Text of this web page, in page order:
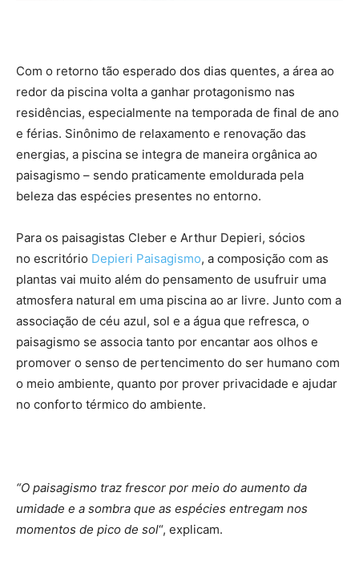
Com o retorno tão esperado dos dias quentes, a área ao
redor da piscina volta a ganhar protagonismo nas
residências, especialmente na temporada de final de ano
e férias. Sinônimo de relaxamento e renovação das
energias, a piscina se integra de maneira orgânica ao
paisagismo – sendo praticamente emoldurada pela
beleza das espécies presentes no entorno.
Para os paisagistas Cleber e Arthur Depieri, sócios
no escritório Depieri Paisagismo, a composição com as
plantas vai muito além do pensamento de usufruir uma
atmosfera natural em uma piscina ao ar livre. Junto com a
associação de céu azul, sol e a água que refresca, o
paisagismo se associa tanto por encantar aos olhos e
promover o senso de pertencimento do ser humano com
o meio ambiente, quanto por prover privacidade e ajudar
no conforto térmico do ambiente.
“O paisagismo traz frescor por meio do aumento da
umidade e a sombra que as espécies entregam nos
momentos de pico de sol“, explicam.